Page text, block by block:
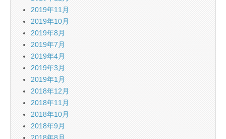
2019年11月
2019年10月
2019年8月
2019年7月
2019年4月
2019年3月
2019年1月
2018年12月
2018年11月
2018年10月
2018年9月